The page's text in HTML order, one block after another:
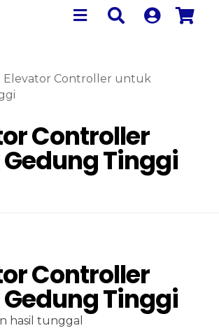
Elevator Controller untuk
Controller
Tinggi
Controller
Tinggi
hasil tunggal